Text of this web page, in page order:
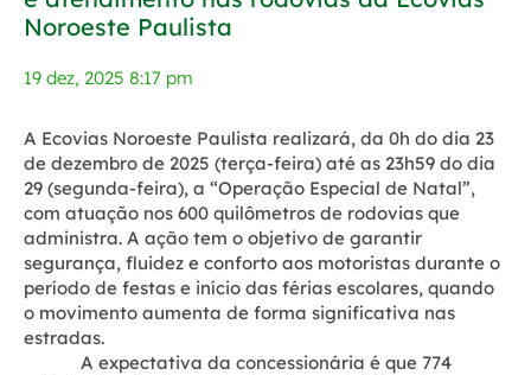
Noroeste Paulista
19 dez, 2025 8:17 pm
A Ecovias Noroeste Paulista realizará, da 0h do dia 23
de dezembro de 2025 (terça-feira) até as 23h59 do dia
29 (segunda-feira), a “Operação Especial de Natal”,
com atuação nos 600 quilômetros de rodovias que
administra. A ação tem o objetivo de garantir
segurança, fluidez e conforto aos motoristas durante o
período de festas e início das férias escolares, quando
o movimento aumenta de forma significativa nas
estradas.
A expectativa da concessionária é que 774